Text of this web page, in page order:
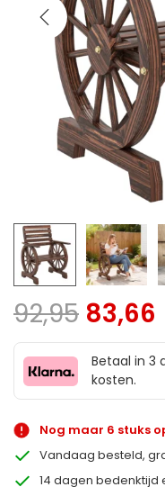
92,95 83,66
Betaal in 3
kosten.
Nog maar 6 stuks
Vandaag besteld,
14 dagen bedenktijd